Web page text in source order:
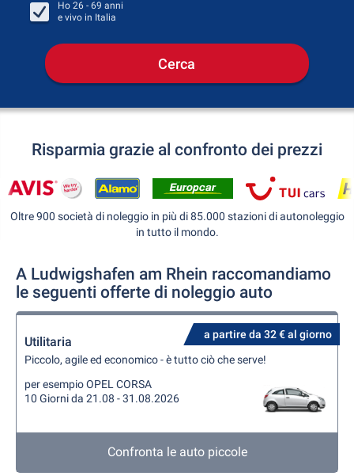
Ho 26 - 69 anni
e vivo in Italia
Cerca
Risparmia grazie al confronto dei prezzi
Oltre 900 società di noleggio in più di 85.000 stazioni di autonoleggio
in tutto il mondo.
A Ludwigshafen am Rhein raccomandiamo
le seguenti offerte di noleggio auto
a partire da 32 € al giorno
Utilitaria
Piccolo, agile ed economico - è tutto ciò che serve!
per esempio OPEL CORSA
10 Giorni da 21.08 - 31.08.2026
Confronta le auto piccole